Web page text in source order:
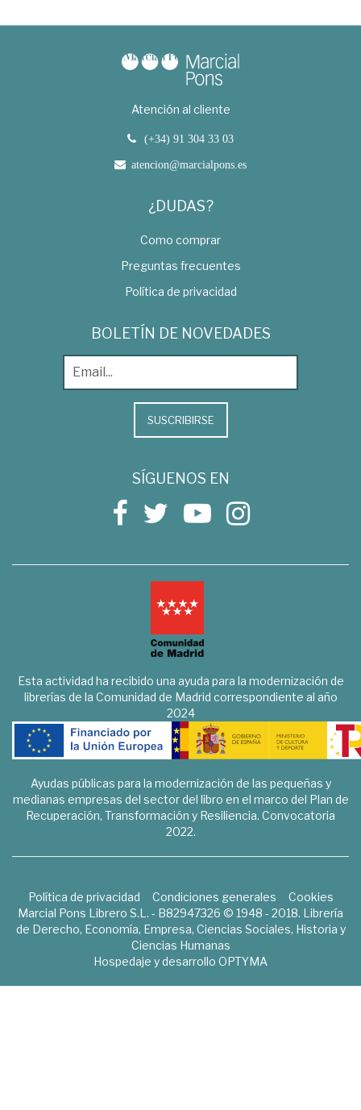
Atención al cliente
(+34) 91 304 33 03
atencion@marcialpons.es
¿DUDAS?
Como comprar
Preguntas frecuentes
Política de privacidad
BOLETÍN DE NOVEDADES
SUSCRIBIRSE
SÍGUENOS EN
Esta actividad ha recibido una ayuda para la modernización de
librerías de la Comunidad de Madrid correspondiente al año
2024
Ayudas públicas para la modernización de las pequeñas y
medianas empresas del sector del libro en el marco del Plan de
Recuperación, Transformación y Resiliencia. Convocatoria
2022.
Política de privacidad Condiciones generales
Cookies
Marcial Pons Librero S.L. - B82947326 © 1948 - 2018. Librería
de Derecho, Economía, Empresa, Ciencias Sociales, Historia y
Ciencias Humanas
Hospedaje y desarrollo OPTYMA